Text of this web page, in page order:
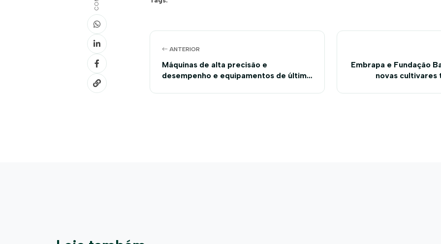
ANTERIOR
Máquinas de alta precisão e
desempenho e equipamentos de última
Embrapa e Fundação
novas cultivares